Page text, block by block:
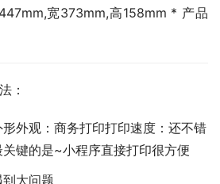
宽373mm,高158mm * 产品
：
外观：商务打印打印速度：还不错
键的是~小程序直接打印很方便
大问题